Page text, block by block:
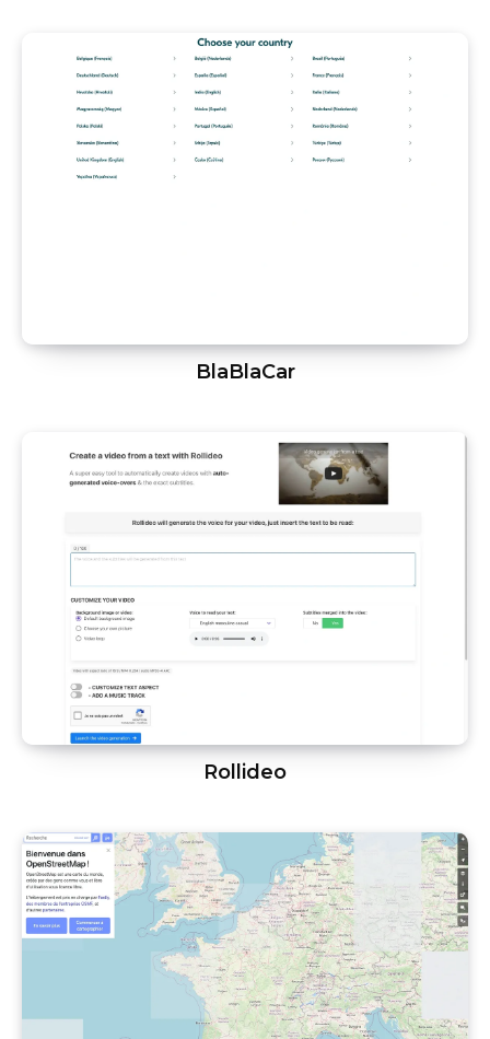
BlaBlaCar
Rollideo